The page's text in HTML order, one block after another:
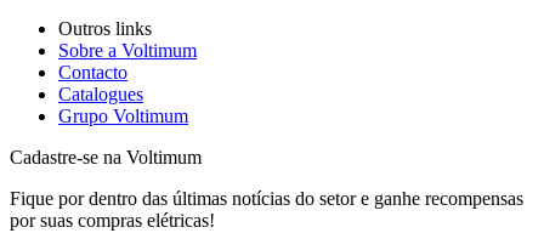
Outros links
Sobre a Voltimum
Contacto
Catalogues
Grupo Voltimum
Cadastre-se na Voltimum
Fique por dentro das últimas notícias do setor e ganhe recompensas
por suas compras elétricas!